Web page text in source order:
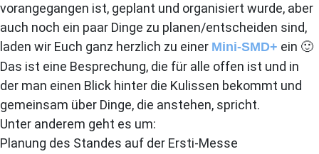
vorangegangen ist, geplant und organisiert wurde, aber
auch noch ein paar Dinge zu planen/entscheiden sind,
laden wir Euch ganz herzlich zu einer Mini-SMD+ ein 🙂
Das ist eine Besprechung, die für alle offen ist und in
der man einen Blick hinter die Kulissen bekommt und
gemeinsam über Dinge, die anstehen, spricht.
Unter anderem geht es um:
Planung des Standes auf der Ersti-Messe